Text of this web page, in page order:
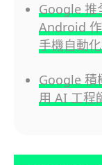
Google
Android
手機自動
Google 積
用 AI 工程